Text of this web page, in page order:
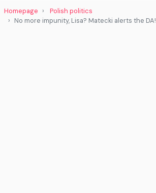
Homepage
Polish politics
No more impunity, Lisa? Matecki alerts the DA!